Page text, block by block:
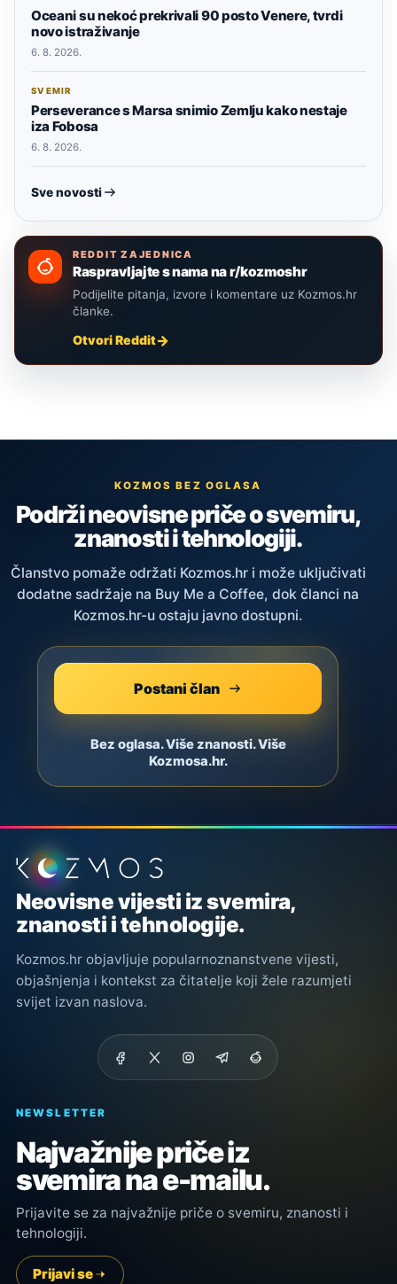
Oceani su nekoć prekrivali 90 posto Venere, tvrdi
novo istraživanje
6. 8. 2026.
SVEMIR
Perseverance s Marsa snimio Zemlju kako nestaje
iza Fobosa
6. 8. 2026.
Sve novosti
REDDIT ZAJEDNICA
Raspravljajte s nama na r/kozmoshr
Podijelite pitanja, izvore i komentare uz Kozmos.hr
članke.
Otvori Reddit
KOZMOS BEZ OGLASA
Podrži neovisne priče o svemiru,
znanosti i tehnologiji.
Članstvo pomaže održati Kozmos.hr i može uključivati
dodatne sadržaje na Buy Me a Coffee, dok članci na
Kozmos.hr-u ostaju javno dostupni.
Postani član
Bez oglasa. Više znanosti. Više
Kozmosa.hr.
Podnožje stranice
Neovisne vijesti iz svemira,
znanosti i tehnologije.
Kozmos.hr objavljuje popularnoznanstvene vijesti,
objašnjenja i kontekst za čitatelje koji žele razumjeti
svijet izvan naslova.
NEWSLETTER
Najvažnije priče iz
svemira na e-mailu.
Prijavite se za najvažnije priče o svemiru, znanosti i
tehnologiji.
Prijavi se